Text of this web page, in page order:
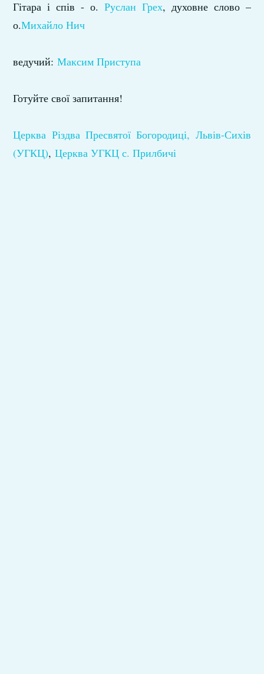
Гітара і спів - о.Руслан Грех​, духовне слово –
о.Михайло Нич
ведучий:Максим Приступа
Готуйте свої запитання!
Церква Різдва Пресвятої Богородиці, Львів-Сихів
(УГКЦ),Церква УГКЦ с. Прилбичі